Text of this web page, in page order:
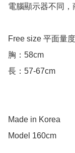
電腦顯示器不同，
Free size 平面量
胸：58cm
長：57-67cm
Made in Korea
Model 160cm